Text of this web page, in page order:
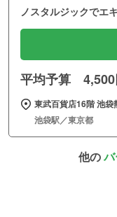
ノスタルジックでエ
平均予算 4,500
東武百貨店16階 池
池袋駅／東京都
他の